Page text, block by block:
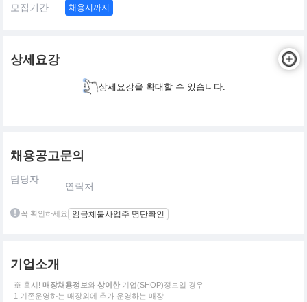
모집기간 채용시까지
상세요강
상세요강을 확대할 수 있습니다.
채용공고문의
담당자
연락처
꼭 확인하세요 임금체불사업주 명단확인
기업소개
※ 혹시! 매장채용정보와 상이한 기업(SHOP)정보일 경우
1.기존운영하는 매장외에 추가 운영하는 매장